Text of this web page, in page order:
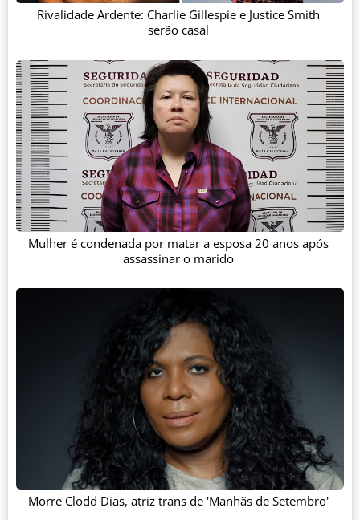
Rivalidade Ardente: Charlie Gillespie e Justice Smith
serão casal
Mulher é condenada por matar a esposa 20 anos após
assassinar o marido
Morre Clodd Dias, atriz trans de 'Manhãs de Setembro'